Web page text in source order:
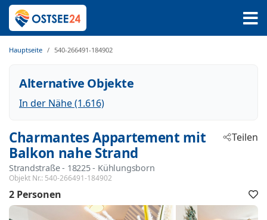
Hauptseite 540-266491-184902
Alternative Objekte
In der Nähe (1.616)
Charmantes Appartement mit
Balkon nahe Strand
Strandstraße - 18225 - Kühlungsborn
Objekt Nr.: 540-266491-184902
Teilen
2 Personen